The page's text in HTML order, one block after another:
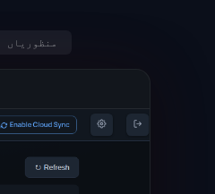
منظوریاں